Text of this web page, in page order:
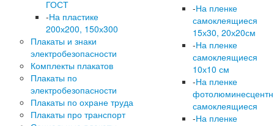
ГОСТ
-На пластике
200х200, 150х300
Плакаты и знаки
электробезопасности
Комплекты плакатов
Плакаты по
электробезопасности
Плакаты по охране труда
Плакаты про транспорт
-На пленке
самоклеящиеся
15х30, 20х20см
-На пленке
самоклеящиеся
10х10 см
-На пленке
самоклеящиеся
-На пленке